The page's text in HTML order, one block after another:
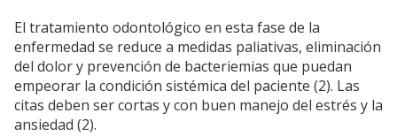
El tratamiento odontológico en esta fase de la
enfermedad se reduce a medidas paliativas, eliminación
del dolor y prevención de bacteriemias que puedan
empeorar la condición sistémica del paciente (2). Las
citas deben ser cortas y con buen manejo del estrés y la
ansiedad (2).